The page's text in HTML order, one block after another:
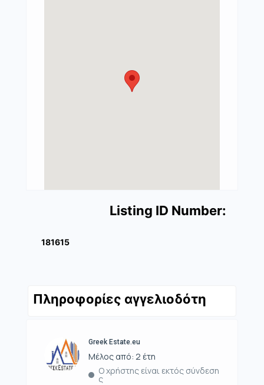
Listing ID Number:
181615
Πληροφορίες αγγελιοδότη
Greek Estate.eu
Μέλος από: 2 έτη
Ο χρήστης είναι εκτός σύνδεση
ς